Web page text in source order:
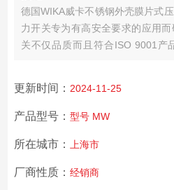
德国WIKA威卡不锈钢外壳膜片式
力开关专为有高安全要求的应用
关不仅品质而且符合ISO 9001产
更新时间： 2024-11-25
产品型号： 型号 MW
所在城市： 上海市
厂商性质： 经销商